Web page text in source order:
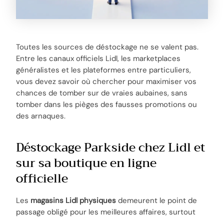
Toutes les sources de déstockage ne se valent pas.
Entre les canaux officiels Lidl, les marketplaces
généralistes et les plateformes entre particuliers,
vous devez savoir où chercher pour maximiser vos
chances de tomber sur de vraies aubaines, sans
tomber dans les pièges des fausses promotions ou
des arnaques.
Déstockage Parkside chez Lidl et
sur sa boutique en ligne
officielle
Les magasins Lidl physiques demeurent le point de
passage obligé pour les meilleures affaires, surtout